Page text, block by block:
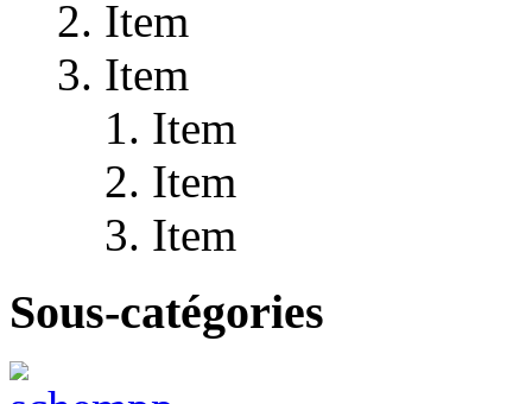
Item
Item
Item
Item
Item
Sous-catégories